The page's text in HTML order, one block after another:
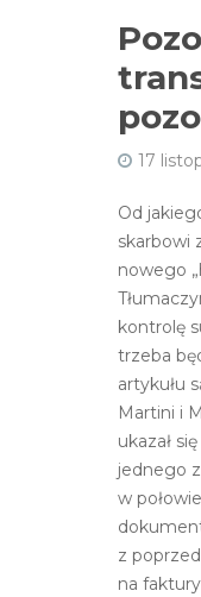
17
Od
skarbowi
nowego
kontrolę
trzeba
artykułu
Martini i
ukazał
jednego
w
z
na faktury